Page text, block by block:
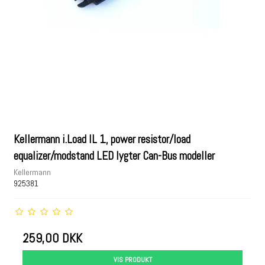
Kellermann i.Load IL 1, power resistor/load
equalizer/modstand LED lygter Can-Bus modeller
Kellermann
925381
259,00 DKK
VIS PRODUKT